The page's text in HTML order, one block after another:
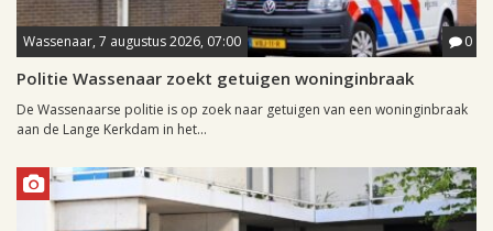
Wassenaar, 7 augustus 2026, 07:00 0
Politie Wassenaar zoekt getuigen woninginbraak
De Wassenaarse politie is op zoek naar getuigen van een woninginbraak
aan de Lange Kerkdam in het...